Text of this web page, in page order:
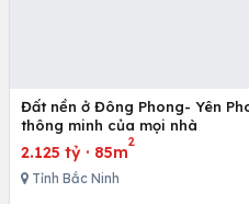
Đất nền ở Đông Phong- Yên
thông minh của mọi nhà
2.125 tỷ · 85m
2
Tỉnh Bắc Ninh